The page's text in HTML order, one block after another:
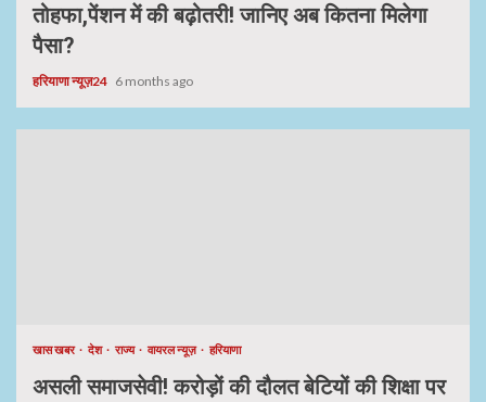
तोहफा,पेंशन में की बढ़ोतरी! जानिए अब कितना मिलेगा
पैसा?
हरियाणा न्यूज़24 6 months ago
खास खबर देश राज्य वायरल न्यूज़ हरियाणा
असली समाजसेवी! करोड़ों की दौलत बेटियों की शिक्षा पर